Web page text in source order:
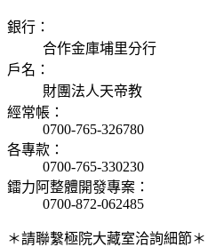
銀行 ：
合作金庫埔里分行
戶名 ：
財團法人天帝教
經常帳 ：
0700-765-326780
各專款 ：
0700-765-330230
鐳力阿整體開發專案 ：
0700-872-062485
＊請聯繫極院大藏室洽詢細節＊